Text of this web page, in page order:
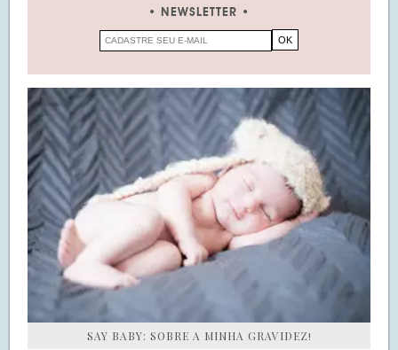
NEWSLETTER
SAY BABY: SOBRE A MINHA GRAVIDEZ!